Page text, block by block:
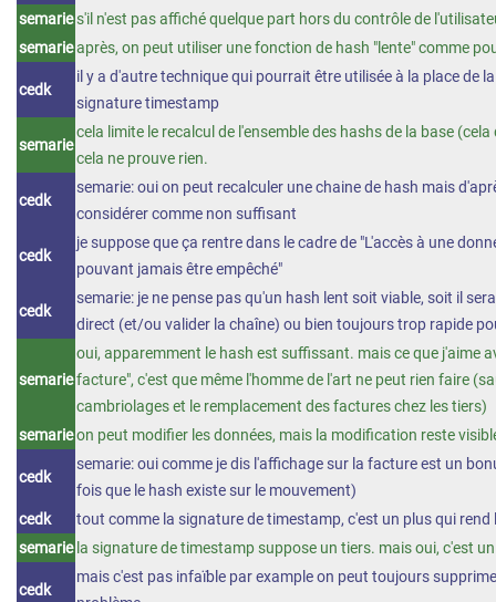
semarie s'il n'est pas affiché quelque part hors du contrôle de
semarieaprès, on peut utiliser une fonction de hash "lente" comme
cedk
il y a d'autre technique qui pourrait être utilisée à la place de
signature timestamp
semarie
cela limite le recalcul de l'ensemble des hashs de la base
cela ne prouve rien.
cedk
semarie: oui on peut recalculer une chaine de hash mais
considérer comme non suffisant
cedk
je suppose que ça rentre dans le cadre de "L'accès à une
pouvant jamais être empêché"
cedk
semarie: je ne pense pas qu'un hash lent soit viable, soit il
direct (et/ou valider la chaîne) ou bien toujours trop rapide
semarie
oui, apparemment le hash est suffissant. mais ce que j'aime
facture", c'est que même l'homme de l'art ne peut rien faire
cambriolages et le remplacement des factures chez les tiers)
semarieon peut modifier les données, mais la modification reste
cedk
semarie: oui comme je dis l'affichage sur la facture est un
fois que le hash existe sur le mouvement)
cedk
tout comme la signature de timestamp, c'est un plus qui
semarie la signature de timestamp suppose un tiers. mais oui, c'est
cedk
mais c'est pas infaïble par example on peut toujours